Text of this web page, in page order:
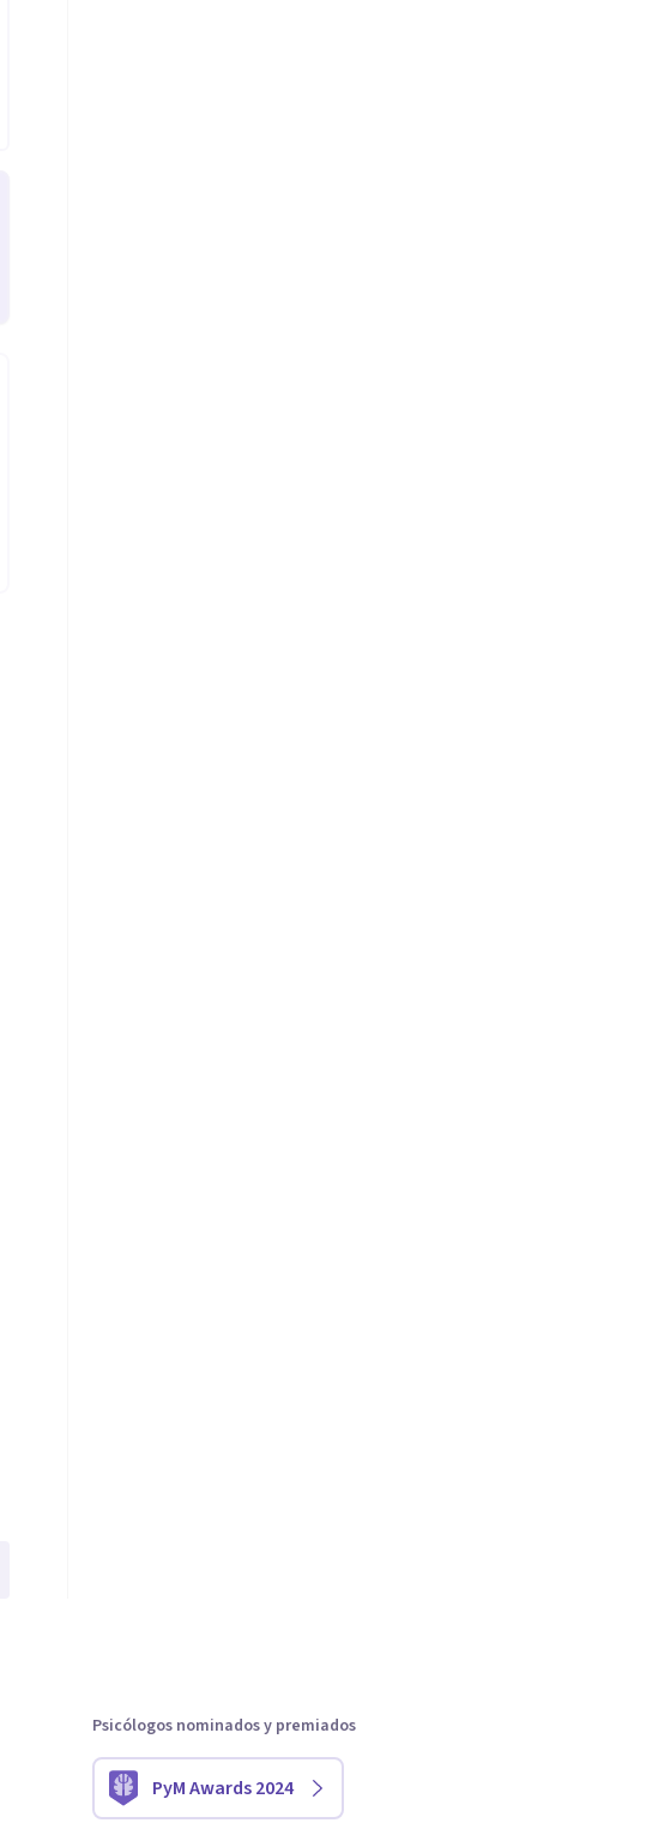
Psicólogos nominados y premiados
PyM Awards 2024